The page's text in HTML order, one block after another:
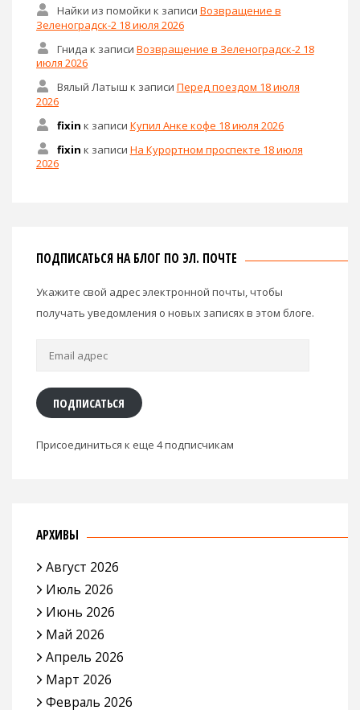
Найки из помойки к записи Возвращение в
Зеленоградск-2 18 июля 2026
Гнида к записи Возвращение в Зеленоградск-2 18
июля 2026
Вялый Латыш к записи Перед поездом 18 июля
2026
fixin к записи Купил Анке кофе 18 июля 2026
fixin к записи На Курортном проспекте 18 июля
2026
ПОДПИСАТЬСЯ НА БЛОГ ПО ЭЛ. ПОЧТЕ
Укажите свой адрес электронной почты, чтобы
получать уведомления о новых записях в этом блоге.
Email
ПОДПИСАТЬСЯ
Присоединиться к еще 4 подписчикам
АРХИВЫ
Август 2026
Июль 2026
Июнь 2026
Май 2026
Апрель 2026
Март 2026
Февраль 2026